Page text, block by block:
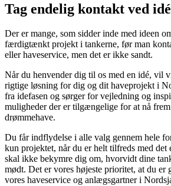
Tag endelig kontakt ved
Der er mange, som sidder inde med ideen
færdigtænkt projekt i tankerne, før man
eller haveservice, men det er ikke sandt.
Når du henvender dig til os med en idé, vil
rigtige løsning for dig og dit haveprojekt i
fra idefasen og sørger for vejledning og
muligheder der er tilgængelige for at nå
drømmehave.
Du får indflydelse i alle valg gennem hele
kun projektet, når du er helt tilfreds med det
skal ikke bekymre dig om, hvorvidt dine
mødt. Det er vores højeste prioritet, at du er
vores haveservice og anlægsgartner i